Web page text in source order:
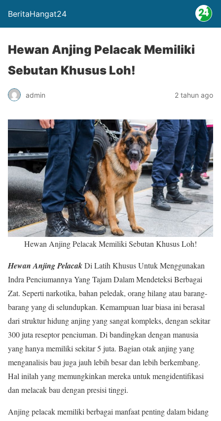
BeritaHangat24
Hewan Anjing Pelacak Memiliki
Sebutan Khusus Loh!
admin 2 tahun ago
Hewan Anjing Pelacak Memiliki Sebutan Khusus Loh!
Hewan Anjing PelacakDi Latih Khusus Untuk Menggunakan
Indra Penciumannya Yang Tajam Dalam Mendeteksi Berbagai
Zat. Seperti narkotika, bahan peledak, orang hilang atau barang-
barang yang di selundupkan. Kemampuan luar biasa ini berasal
dari struktur hidung anjing yang sangat kompleks, dengan sekitar
300 juta reseptor penciuman. Di bandingkan dengan manusia
yang hanya memiliki sekitar 5 juta. Bagian otak anjing yang
menganalisis bau juga jauh lebih besar dan lebih berkembang.
Hal inilah yang memungkinkan mereka untuk mengidentifikasi
dan melacak bau dengan presisi tinggi.
Anjing pelacak memiliki berbagai manfaat penting dalam bidang